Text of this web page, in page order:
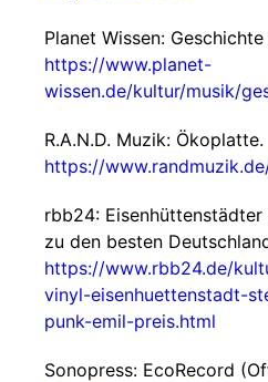
Planet Wissen:
https://www.planet-
wissen.de/kultur/musik/
R.A.N.D. Muzik: Ökoplatte.
https://
rbb24:
zu den besten
https://www.rbb24.de/
vinyl-eisenhuettenstadt-
punk-emil-preis.html
Sonopress: EcoRecord